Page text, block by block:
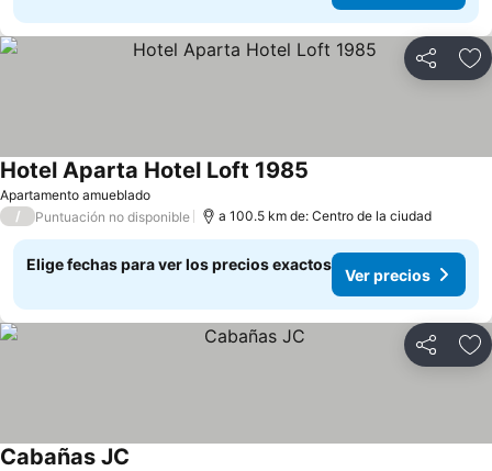
Compartir
Apartamento amueblado
Hotel Aparta Hotel Loft 1985
/ Puntuación no disponible a 100.5 km de: Centro de la ciudad
Elige fechas para ver los precios exactos
Ver precios
Compartir
Cabañas JC